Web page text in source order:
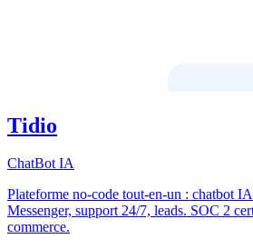
Tidio
ChatBot IA
Plateforme no-code tout-en-un : chatbot
Messenger, support 24/7, leads. SOC 2
commerce.